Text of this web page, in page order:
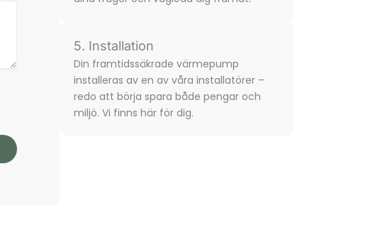
5. Installation
Din framtidssäkrade värmepump
installeras av en av våra installatörer –
redo att börja spara både pengar och
miljö. Vi finns här för dig.​